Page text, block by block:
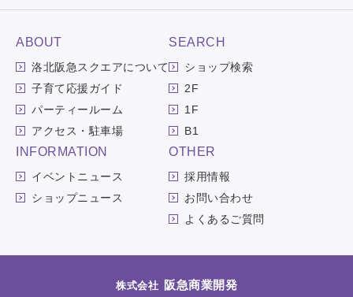
ABOUT
洛北阪急スクエアについて
子育て応援ガイド
パーティールーム
アクセス・駐車場
SEARCH
ショップ検索
2F
1F
B1
INFORMATION
イベントニュース
ショップニュース
OTHER
採用情報
お問い合わせ
よくあるご質問
株式会社 阪急商業開発